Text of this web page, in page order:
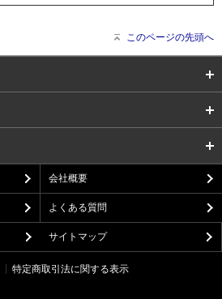
このページの先頭へ
会社概要
よくある質問
サイトマップ
特定商取引法に関する表示